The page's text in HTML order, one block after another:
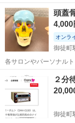
パーソナルトレーナー
ト指導用に使えます。
性を有しているので、
東京 台東区 御
頭蓋
4,000
オンラ
御徒町
各サロンやパーソナル
修用でも使えます。頭
できます。色分けされ
強になります。
御
２分
御徒町